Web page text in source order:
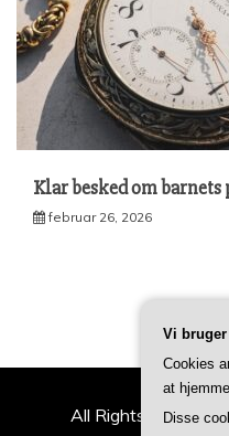
Klar besked om
februar 26, 2026
All Rights
Vi
Cookies
at
Disse